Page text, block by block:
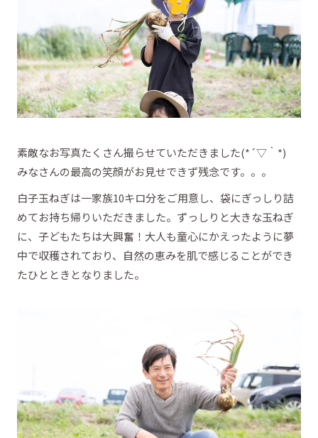
素敵なお写真たくさん撮らせていただきました(*´▽｀*)
みなさんの最高の笑顔がお見せできず残念です。。。
白子玉ねぎは一家族10キロ分をご用意し、袋にぎっしり詰
めてお持ち帰りいただきました。ずっしりと大きな玉ねぎ
に、子どもたちは大興奮！大人も童心にかえったように夢
中で収穫されており、自然の恵みを肌で感じることができ
たひとときとなりました。